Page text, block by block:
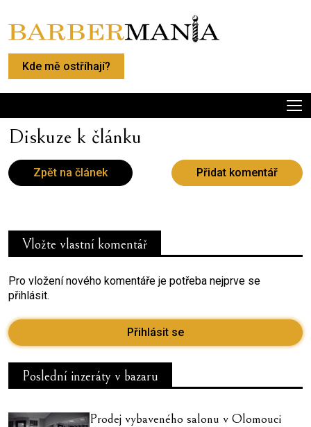
Kde mě ostříhají?
Diskuze k článku
Zpět na článek Přidat komentář
Vložte vlastní komentář
Pro vložení nového komentáře je potřeba nejprve se
přihlásit.
Přihlásit se
Poslední inzeráty v bazaru
Prodej vybaveného salonu v Olomouci